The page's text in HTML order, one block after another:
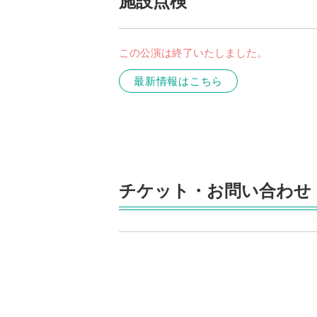
この公演は終了いたしました。
最新情報はこちら
チケット・お問い合わせ